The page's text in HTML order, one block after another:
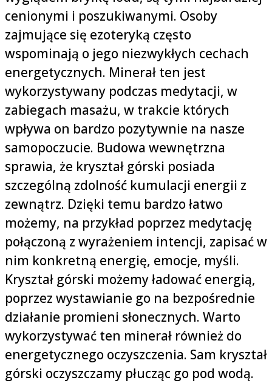
cenionymi i poszukiwanymi. Osoby
zajmujące się ezoteryką często
wspominają o jego niezwykłych cechach
energetycznych. Minerał ten jest
wykorzystywany podczas medytacji, w
zabiegach masażu, w trakcie których
wpływa on bardzo pozytywnie na nasze
samopoczucie. Budowa wewnętrzna
sprawia, że kryształ górski posiada
szczególną zdolność kumulacji energii z
zewnątrz. Dzięki temu bardzo łatwo
możemy, na przykład poprzez medytację
połączoną z wyrażeniem intencji, zapisać w
nim konkretną energię, emocje, myśli.
Kryształ górski możemy ładować energią,
poprzez wystawianie go na bezpośrednie
działanie promieni słonecznych. Warto
wykorzystywać ten minerał również do
energetycznego oczyszczenia. Sam kryształ
górski oczyszczamy płucząc go pod wodą.